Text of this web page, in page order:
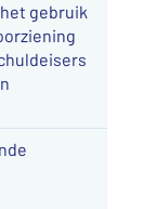
gebruik